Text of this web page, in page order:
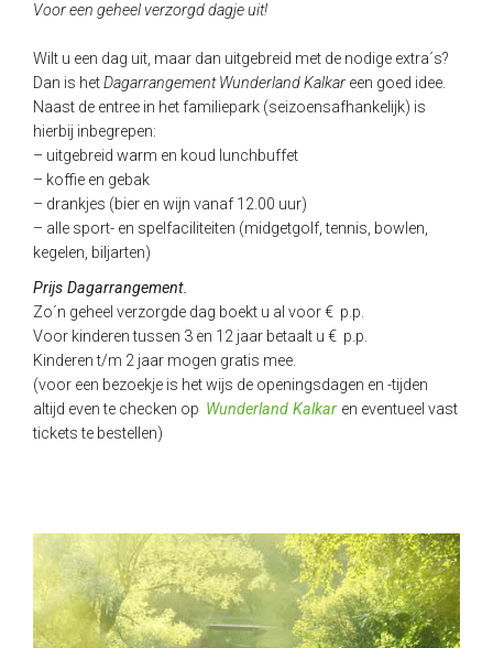
Voor een geheel verzorgd dagje uit!
Wilt u een dag uit, maar dan uitgebreid met de nodige extra´s?
Dan is hetDagarrangement Wunderland Kalkar een goed idee.
Naast de entree in het familiepark (seizoensafhankelijk) is
hierbij inbegrepen:
– uitgebreid warm en koud lunchbuffet
– koffie en gebak
– drankjes (bier en wijn vanaf 12.00 uur)
– alle sport- en spelfaciliteiten (midgetgolf, tennis, bowlen,
kegelen, biljarten)
Prijs Dagarrangement.
Zo´n geheel verzorgde dag boekt u al voor € p.p.
Voor kinderen tussen 3 en 12 jaar betaalt u € p.p.
Kinderen t/m 2 jaar mogen gratis mee.
(voor een bezoekje is het wijs de openingsdagen en -tijden
altijd even te checken op Wunderland Kalkar en eventueel vast
tickets te bestellen)